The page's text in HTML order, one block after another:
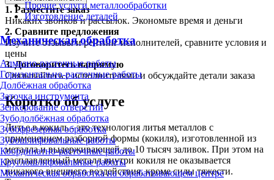
Прочие услуги металлообработки
Изготовление деталей
Механическая обработка
Алмазно-расточные работы
Горизонтально-расточные работы
Долбёжная обработка
Заточка инструмента
Зенкерование отверстий
Зубодолбёжная обработка
Зубофрезерная обработка
Зубошлифовальные работы
Координатно-расточные работы
Круглошлифовальные работы
Механическая обработка на обрабатывающем центре
1. Разместите заказ
Никаких звонков и рассылок. Экономьте время и деньги
2. Сравните предложения
Изучите отзывы и рейтинг исполнителей, сравните условия и
цены
3.Договоритесь напрямую
Связывайтесь с исполнителями и обсуждайте детали заказа
Коротко об услуге
Литье в кокиль - это технология литья металлов с
применением разборной формы (кокиля), изготовленной из
металла и выдерживающей до 10 тысяч заливок. При этом на
расплавленный металл внутри кокиля не оказывается
никакого внешнего воздействия, кроме силы тяжести.